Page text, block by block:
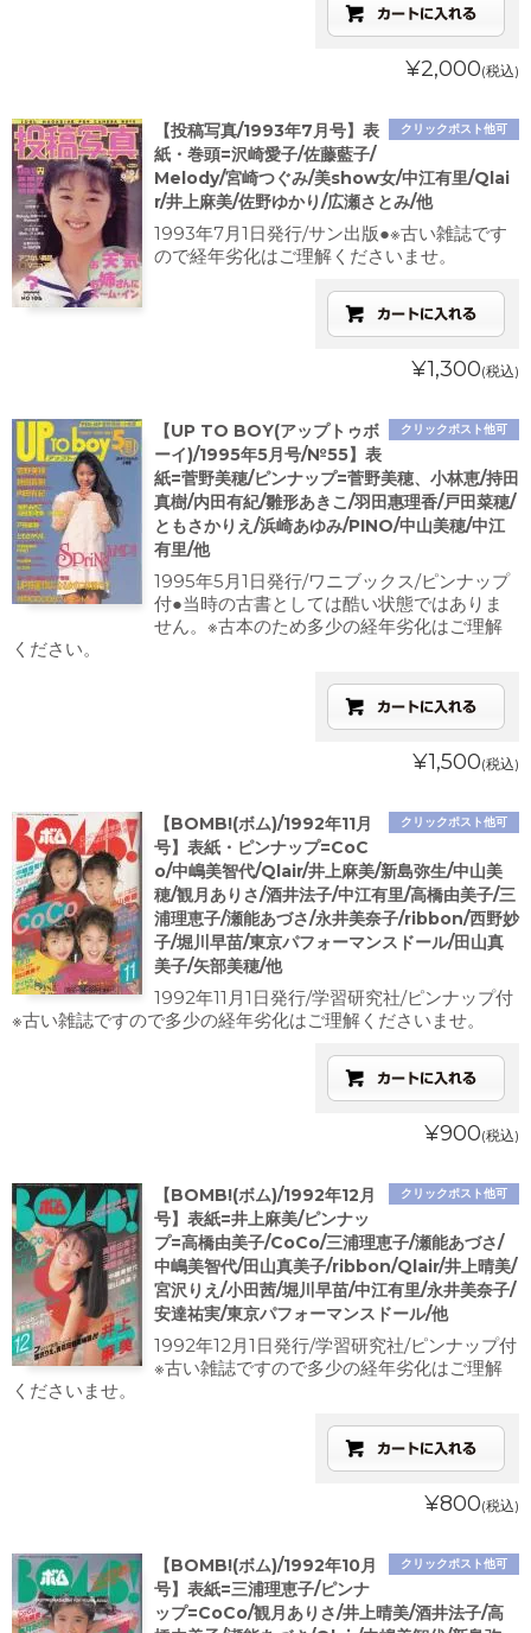
¥2,000(税込)
クリックポスト他可
【投稿写真/1993年7月号】表
紙・巻頭=沢崎愛子/佐藤藍子/
Melody/宮崎つぐみ/美show女/中江有里/Qlai
r/井上麻美/佐野ゆかり/広瀬さとみ/他
1993年7月1日発行/サン出版●※古い雑誌です
ので経年劣化はご理解くださいませ。
¥1,300(税込)
クリックポスト他可
【UP TO BOY(アップトゥボ
ーイ)/1995年5月号/№55】表
紙=菅野美穂/ピンナップ=菅野美穂、小林恵/持田
真樹/内田有紀/雛形あきこ/羽田惠理香/戸田菜穂/
ともさかりえ/浜崎あゆみ/PINO/中山美穂/中江
有里/他
1995年5月1日発行/ワニブックス/ピンナップ
付●当時の古書としては酷い状態ではありま
せん。※古本のため多少の経年劣化はご理解
ください。
¥1,500(税込)
クリックポスト他可
【BOMB!(ボム)/1992年11月
号】表紙・ピンナップ=CoC
o/中嶋美智代/Qlair/井上麻美/新島弥生/中山美
穂/観月ありさ/酒井法子/中江有里/高橋由美子/三
浦理恵子/瀬能あづさ/永井美奈子/ribbon/西野妙
子/堀川早苗/東京パフォーマンスドール/田山真
美子/矢部美穂/他
1992年11月1日発行/学習研究社/ピンナップ付
※古い雑誌ですので多少の経年劣化はご理解くださいませ。
¥900(税込)
クリックポスト他可
【BOMB!(ボム)/1992年12月
号】表紙=井上麻美/ピンナッ
プ=高橋由美子/CoCo/三浦理恵子/瀬能あづさ/
中嶋美智代/田山真美子/ribbon/Qlair/井上晴美/
宮沢りえ/小田茜/堀川早苗/中江有里/永井美奈子/
安達祐実/東京パフォーマンスドール/他
1992年12月1日発行/学習研究社/ピンナップ付
※古い雑誌ですので多少の経年劣化はご理解
くださいませ。
¥800(税込)
クリックポスト他可
【BOMB!(ボム)/1992年10月
号】表紙=三浦理恵子/ピンナ
ップ=CoCo/観月ありさ/井上晴美/酒井法子/高